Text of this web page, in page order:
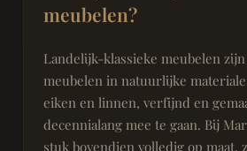
meubelen?
Landelijk-klassieke meubelen
meubelen in natuurlijke
eiken en linnen, verfijnd en
decennialang mee te gaan. Bij
stuk bovendien volledig op maat,